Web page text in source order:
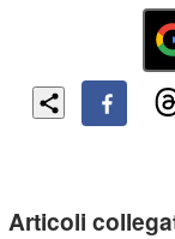
Articoli